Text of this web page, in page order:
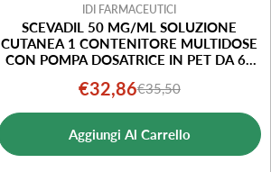
IDI FARMACEUTICI
SCEVADIL 50 MG/ML SOLUZIONE
CUTANEA 1 CONTENITORE MULTIDOSE
CON POMPA DOSATRICE IN PET DA 60
Prezzo
di
vendita
€32,86Prezzo
normale
€35,50
Aggiungi Al Carrello